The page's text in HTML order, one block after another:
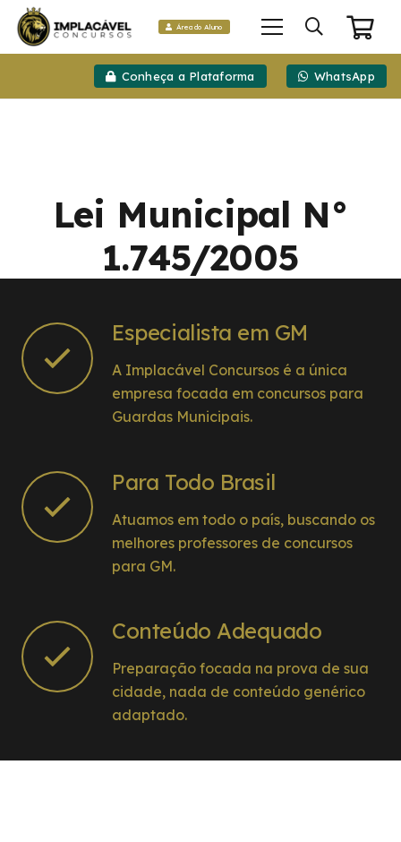
Área do Aluno
Conheça a Plataforma WhatsApp
Lei Municipal N°
1.745/2005
Especialista em GM
A Implacável Concursos é a única
empresa focada em concursos para
Guardas Municipais.
Para Todo Brasil
Atuamos em todo o país, buscando os
melhores professores de concursos
para GM.
Conteúdo Adequado
Preparação focada na prova de sua
cidade, nada de conteúdo genérico
adaptado.